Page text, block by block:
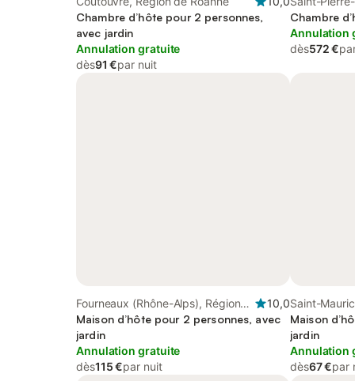
Chambre d’hôte pour 2 personnes,
avec jardin
Annulation gratuite
dès91 €par nuit
Régional du
Chambre
Annulation
dès572 €
Fourneaux (Rhône-Alps), Région
de Roanne
10,0
Maison d’hôte pour 2 personnes, avec
jardin
Annulation gratuite
dès115 €par nuit
Saint-
Montbrison
Maison
jardin
Annulation
dès67 €par